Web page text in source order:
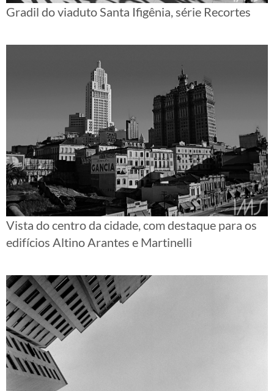
Gradil do viaduto Santa Ifigênia, série Recortes
Vista do centro da cidade, com destaque para os
edifícios Altino Arantes e Martinelli